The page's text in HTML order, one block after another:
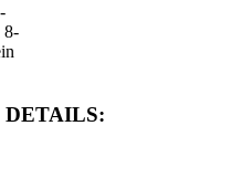
8-
DETAILS: